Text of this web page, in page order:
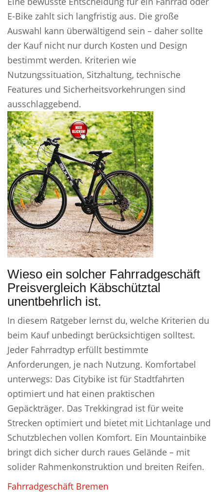
E-Bike zahlt sich langfristig aus. Die große
Auswahl kann überwältigend sein – daher sollte
der Kauf nicht nur durch Kosten und Design
bestimmt werden. Kriterien wie
Nutzungssituation, Sitzhaltung, technische
Features und Sicherheitsvorkehrungen sind
ausschlaggebend.
Wieso ein solcher Fahrradgeschäft
Preisvergleich Käbschütztal
unentbehrlich ist.
In diesem Ratgeber lernst du, welche Kriterien du
beim Kauf unbedingt berücksichtigen solltest.
Jeder Fahrradtyp erfüllt bestimmte
Anforderungen, je nach Nutzung. Komfortabel
unterwegs: Das Citybike ist für Stadtfahrten
optimiert und hat einen praktischen
Gepäckträger. Das Trekkingrad ist für weite
Strecken optimiert und bietet mit Lichtanlage und
Schutzblechen vollen Komfort. Ein Mountainbike
bringt dich sicher durch raues Gelände – mit
solider Rahmenkonstruktion und breiten Reifen.
Fahrradgeschäft Bremen